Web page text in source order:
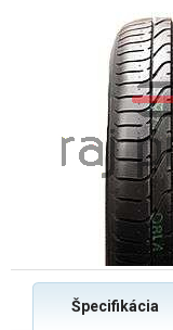
Špecifikácia